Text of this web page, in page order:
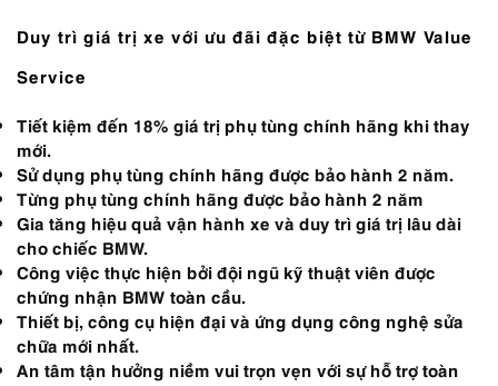
Duy trì giá trị xe với ưu đãi đặc biệt từ BMW Value
Service
Tiết kiệm đến 18% giá trị phụ tùng chính hãng khi thay
mới.
Sử dụng phụ tùng chính hãng được bảo hành 2 năm.
Từng phụ tùng chính hãng được bảo hành 2 năm
Gia tăng hiệu quả vận hành xe và duy trì giá trị lâu dài
cho chiếc BMW.
Công việc thực hiện bởi đội ngũ kỹ thuật viên được
chứng nhận BMW toàn cầu.
Thiết bị, công cụ hiện đại và ứng dụng công nghệ sửa
chữa mới nhất.
An tâm tận hưởng niềm vui trọn vẹn với sự hỗ trợ toàn